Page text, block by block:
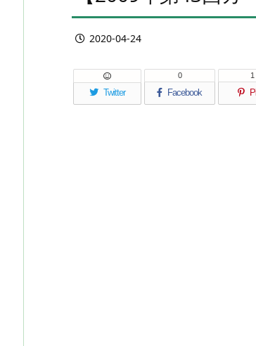
2020-04-24
Twitter Facebook
0 1